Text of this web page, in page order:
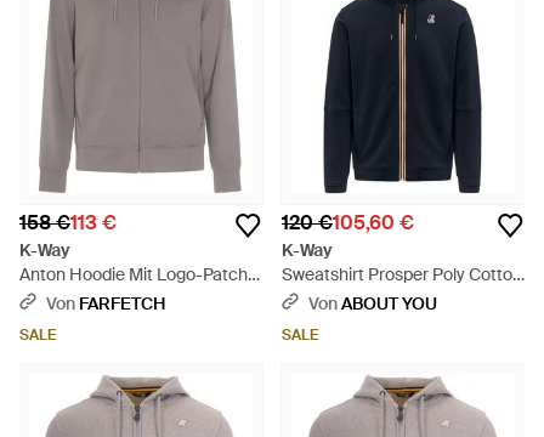
158 €113 €
K-Way
Anton Hoodie Mit Logo-Patch -
GrauVon FARFETCH
SALE
120 €105,60 €
K-Way
Sweatshirt Prosper Poly Cotton
Felpa - Blau
VonABOUT YOU
SALE